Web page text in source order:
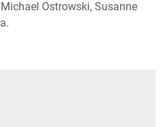
Ostrowski, Susanne